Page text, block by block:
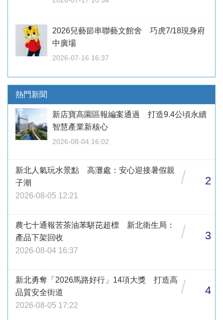
2026兒藝節串聯藝文館舍 巧虎7/18現身府
中廣場
2026-07-16 16:37
熱門新聞
新店寶高園區報編案通過 打造9.4公頃永續
智慧產業新核心
2026-08-04 16:02
新北人氣玩水景點 高灘處：安心迎接暑假親
子潮
2026-08-05 12:21
/ 2
農七十通報苦茶油苯駢芘超標 新北衛生局：
產品下架回收
2026-08-04 16:37
/ 3
新北勇奪「2026馬路好行」14項大獎 打造高
品質安全街道
2026-08-05 17:22
/ 4